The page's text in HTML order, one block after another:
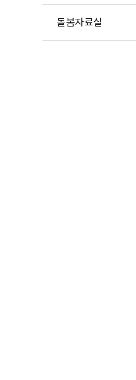
돌봄자료실